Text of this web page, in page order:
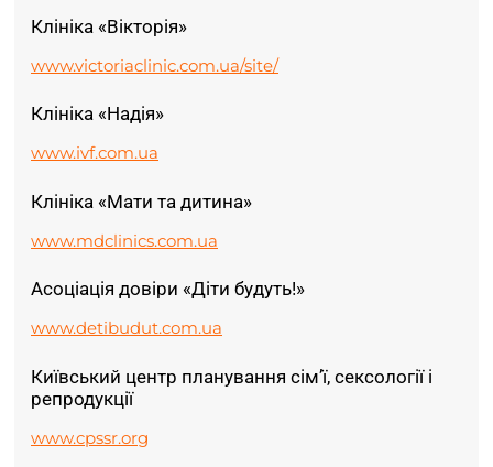
Клініка «Вікторія»
www.victoriaclinic.com.ua/site/
Клініка «Надія»
www.ivf.com.ua
Клініка «Мати та дитина»
www.mdclinics.com.ua
Асоціація довіри «Діти будуть!»
www.detibudut.com.ua
Київський центр планування сім’ї, сексології і
репродукції
www.cpssr.org